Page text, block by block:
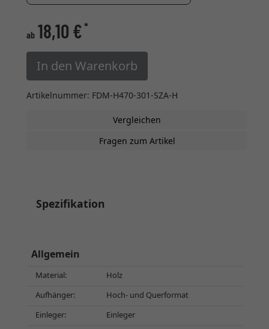
ab 18,10 €*
In den Warenkorb
Artikelnummer: FDM-H470-301-SZA-H
Vergleichen
Fragen zum Artikel
Spezifikation
Allgemein
Material:
Holz
Aufhänger:
Hoch- und Querformat
Einleger:
Einleger